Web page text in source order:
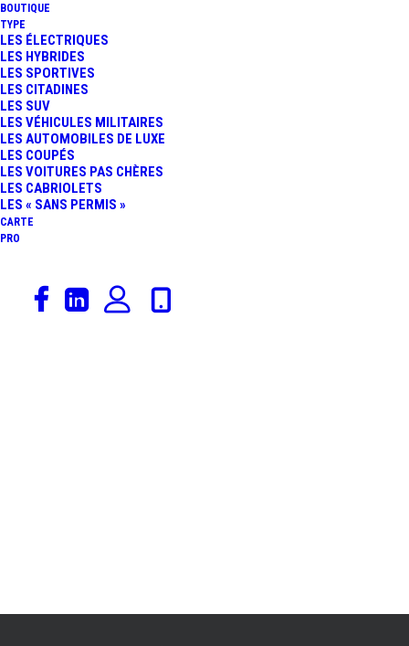
BOUTIQUE
TYPE
LES ÉLECTRIQUES
LES HYBRIDES
LES SPORTIVES
LES CITADINES
LES SUV
LES VÉHICULES MILITAIRES
LES AUTOMOBILES DE LUXE
LES COUPÉS
LES VOITURES PAS CHÈRES
LES CABRIOLETS
LES « SANS PERMIS »
CARTE
PRO
Voici le seul résultat